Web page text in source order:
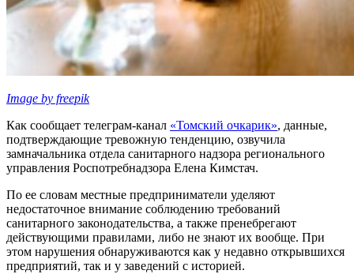
Image by freepik
Как сообщает телеграм-канал «Томский очкарик», данные,
подтверждающие тревожную тенденцию, озвучила
замначальника отдела санитарного надзора регионального
управления Роспотребнадзора Елена Кимстач.
По ее словам местные предприниматели уделяют
недостаточное внимание соблюдению требований
санитарного законодательства, а также пренебрегают
действующими правилами, либо не знают их вообще. При
этом нарушения обнаруживаются как у недавно открывшихся
предприятий, так и у заведений с историей.